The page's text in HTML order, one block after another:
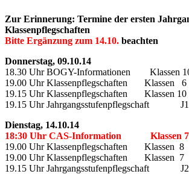
Zur Erinnerung: Termine der ersten
Klassenpflegschaften
Bitte Ergänzung zum 14.10. beachten
Donnerstag, 09.10.14
18.30 Uhr BOGY-Informationen Klassen
19.00 Uhr Klassenpflegschaften Klassen 6
19.15 Uhr Klassenpflegschaften Klassen 10
19.15 Uhr Jahrgangsstufenpflegschaft J1
Dienstag, 14.10.14
18:30 Uhr CAS-Information Klassen 7
19.00 Uhr Klassenpflegschaften Klassen 8
19.00 Uhr Klassenpflegschaften Klassen 7
19.15 Uhr Jahrgangsstufenpflegschaft J2